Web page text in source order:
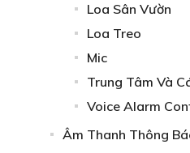
Loa Sân Vườn
Loa Treo
Mic
Trung Tâm Và
Voice Alarm
Âm Thanh Thông